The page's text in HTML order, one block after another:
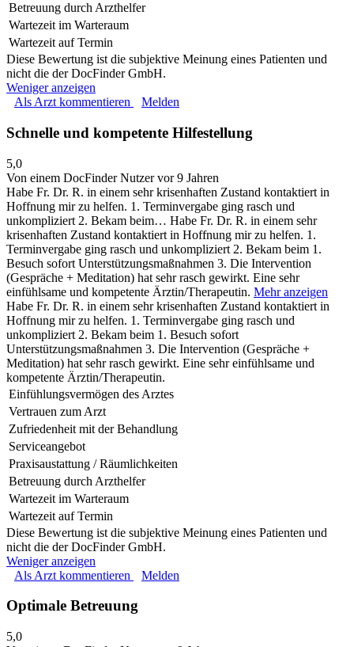
Betreuung durch Arzthelfer
Wartezeit im Warteraum
Wartezeit auf Termin
Diese Bewertung ist die subjektive Meinung eines Patienten und
nicht die der DocFinder GmbH.
Weniger anzeigen
Als Arzt kommentieren
Melden
Schnelle und kompetente Hilfestellung
5,0
Von einem DocFinder Nutzervor 9 Jahren
Habe Fr. Dr. R. in einem sehr krisenhaften Zustand kontaktiert in
Hoffnung mir zu helfen. 1. Terminvergabe ging rasch und
unkompliziert 2. Bekam beim… Habe Fr. Dr. R. in einem sehr
krisenhaften Zustand kontaktiert in Hoffnung mir zu helfen. 1.
Terminvergabe ging rasch und unkompliziert 2. Bekam beim 1.
Besuch sofort Unterstützungsmaßnahmen 3. Die Intervention
(Gespräche + Meditation) hat sehr rasch gewirkt. Eine sehr
einfühlsame und kompetente Ärztin/Therapeutin. Mehr anzeigen
Habe Fr. Dr. R. in einem sehr krisenhaften Zustand kontaktiert in
Hoffnung mir zu helfen. 1. Terminvergabe ging rasch und
unkompliziert 2. Bekam beim 1. Besuch sofort
Unterstützungsmaßnahmen 3. Die Intervention (Gespräche +
Meditation) hat sehr rasch gewirkt. Eine sehr einfühlsame und
kompetente Ärztin/Therapeutin.
Einfühlungsvermögen des Arztes
Vertrauen zum Arzt
Zufriedenheit mit der Behandlung
Serviceangebot
Praxisaustattung / Räumlichkeiten
Betreuung durch Arzthelfer
Wartezeit im Warteraum
Wartezeit auf Termin
Diese Bewertung ist die subjektive Meinung eines Patienten und
nicht die der DocFinder GmbH.
Weniger anzeigen
Als Arzt kommentieren
Melden
Optimale Betreuung
5,0